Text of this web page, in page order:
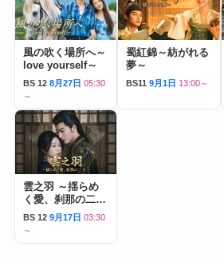
風の吹く場所へ～
love yourself～
BS 12 8月27日 05:30
～
蜀紅錦～紡がれる
夢～
BS11 9月1日 13:00～
雲之羽 ～揺らめ
く愛、刹那の二人
～
BS 12 9月17日 03:30
～